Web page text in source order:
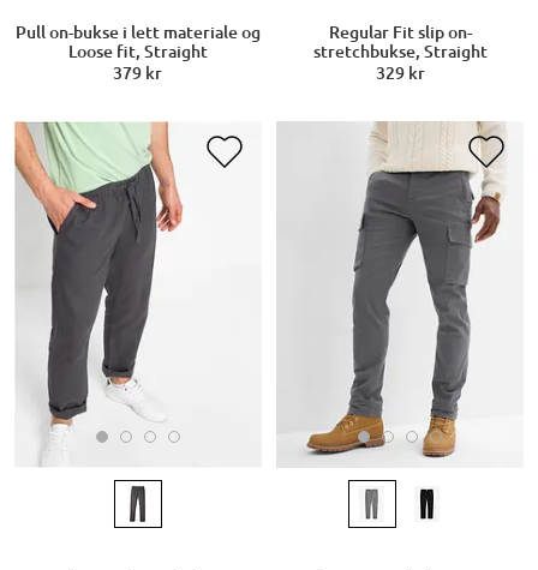
Pull on-bukse i lett materiale og
Loose fit, Straight
379 kr
Regular Fit slip on-
stretchbukse, Straight
329 kr